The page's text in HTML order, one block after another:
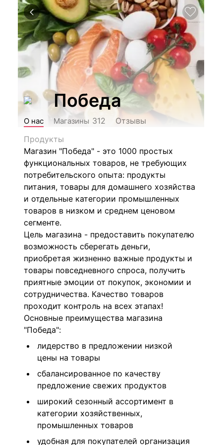
Победа
О нас Магазины 312
Отзывы
Продукты
Магазин "Победа" - это 1000 простых
функциональных товаров, не требующих
потребительского опыта: продукты
питания, товары для домашнего хозяйства
и отдельные категории промышленных
товаров в низком и среднем ценовом
сегменте.
Цель магазина - предоставить покупателю
возможность сберегать деньги,
приобретая жизненно важные продукты и
товары повседневного спроса, получить
приятные эмоции от покупок, экономии и
сотрудничества. Качество товаров
проходит контроль на всех этапах!
Основные преимущества магазина
"Победа":
лидерство в предложении низкой
цены на товары
сбалансированное по качеству
предложение свежих продуктов
широкий сезонный ассортимент в
категории хозяйственных,
промышленных товаров
удобная для покупателей организация